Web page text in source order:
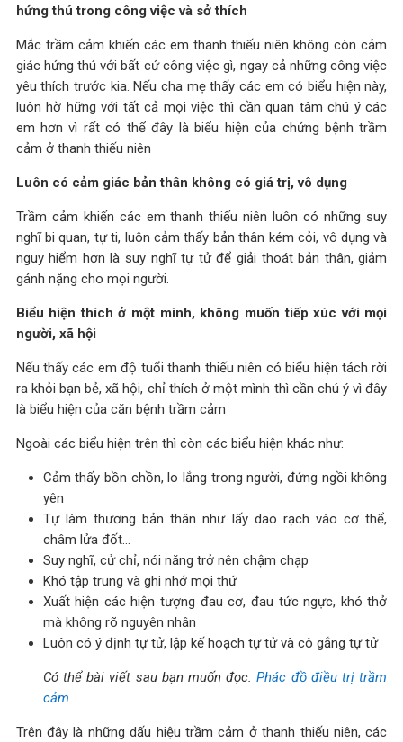
hứng thú trong công việc và sở thích
Mắc trầm cảm khiến các em thanh thiếu niên không còn cảm
giác hứng thú với bất cứ công việc gì, ngay cả những công việc
yêu thích trước kia. Nếu cha mẹ thấy các em có biểu hiện này,
luôn hờ hững với tất cả mọi việc thì cần quan tâm chú ý các
em hơn vì rất có thể đây là biểu hiện của chứng bệnh trầm
cảm ở thanh thiếu niên
Luôn có cảm giác bản thân không có giá trị, vô dụng
Trầm cảm khiến các em thanh thiếu niên luôn có những suy
nghĩ bi quan, tự ti, luôn cảm thấy bản thân kém cỏi, vô dụng và
nguy hiểm hơn là suy nghĩ tự tử để giải thoát bản thân, giảm
gánh nặng cho mọi người.
Biểu hiện thích ở một mình, không muốn tiếp xúc với mọi
người, xã hội
Nếu thấy các em độ tuổi thanh thiếu niên có biểu hiện tách rời
ra khỏi bạn bẻ, xã hội, chỉ thích ở một mình thì cần chú ý vì đây
là biểu hiện của căn bệnh trầm cảm
Ngoài các biểu hiện trên thì còn các biểu hiện khác như:
Cảm thấy bồn chồn, lo lắng trong người, đứng ngồi không
yên
Tự làm thương bản thân như lấy dao rạch vào cơ thể,
châm lửa đốt…
Suy nghĩ, cử chỉ, nói năng trở nên chậm chạp
Khó tập trung và ghi nhớ mọi thứ
Xuất hiện các hiện tượng đau cơ, đau tức ngực, khó thở
mà không rõ nguyên nhân
Luôn có ý định tự tử, lập kế hoạch tự tử và cô gắng tự tử
Có thể bài viết sau bạn muốn đọc:Phác đồ điều trị trầm
cảm
Trên đây là những dấu hiệu trầm cảm ở thanh thiếu niên, các